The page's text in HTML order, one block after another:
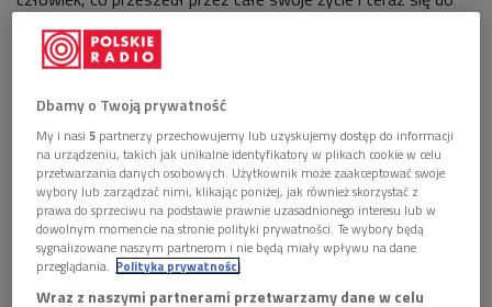
tyłu ogląda”... Słowa te – właściwie jak zabrzmiały? Głos Treli
jest ciemnością nie do podrobienia, doskonale osobną. Ale czy
identycznie gęsta, krystaliczna? Tuż po słowie „ogląda” z
ostatniego rzędu widowni krzyknął ktoś obeznany z nazwami
kolorów: „To sadza angielska – najciemniejsza z matowych
czerni!”. A może tylko się zdawało... Gdyby jednak krzyk ten
rzeczywiście zadźwięczał, mógłby być głosem nie fachowca
od nazw kolorów, a głosem Franciszka Liszta lub kogoś
innego z wcale niemałego grona wielkich figur przeszłości,
które los obdarzył synestezją - cudownym zapętleniem
Dbamy o Twoją prywatność
My i nasi5 partnerzy przechowujemy lub uzyskujemy dostęp do informacji
na urządzeniu, takich jak unikalne identyfikatory w plikach cookie w celu
przetwarzania danych osobowych. Użytkownik może zaakceptować swoje
wybory lub zarządzać nimi, klikając poniżej, jak również skorzystać z
prawa do sprzeciwu na podstawie prawnie uzasadnionego interesu lub w
dowolnym momencie na stronie polityki prywatności. Te wybory będą
sygnalizowane naszym partnerom i nie będą miały wpływu na dane
przeglądania. Polityka prywatności
Wraz z naszymi partnerami przetwarzamy dane w celu